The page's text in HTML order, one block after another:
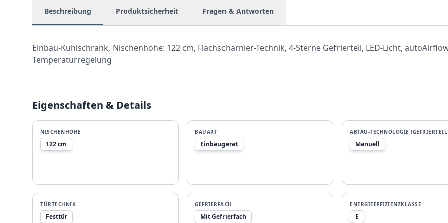
Beschreibung Produktsicherheit Fragen & Antworten
Einbau-Kühlschrank, Nischenhöhe: 122 cm, Flachscharnier-Technik, 4-Sterne Gefrierteil, LED-Licht,
Temperaturregelung
Eigenschaften & Details
NISCHENHÖHE
122 cm
BAUART
Einbaugerät
ABTAU-TECHNOLOGIE
Manuell
TÜRTECHNIK
Festtür
GEFRIERFACH
Mit Gefrierfach
ENERGIEEFFIZIENZKLASSE
E